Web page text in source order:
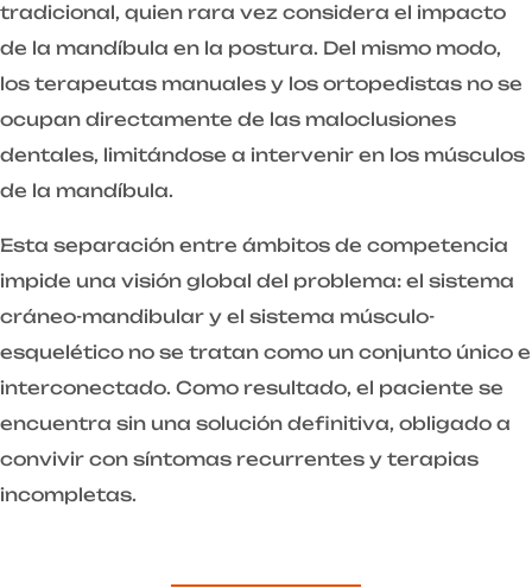
tradicional, quien rara vez considera el impacto
de la mandíbula en la postura. Del mismo modo,
los terapeutas manuales y los ortopedistas no se
ocupan directamente de las maloclusiones
dentales, limitándose a intervenir en los músculos
de la mandíbula.
Esta separación entre ámbitos de competencia
impide una visión global del problema: el sistema
cráneo-mandibular y el sistema músculo-
esquelético no se tratan como un conjunto único e
interconectado. Como resultado, el paciente se
encuentra sin una solución definitiva, obligado a
convivir con síntomas recurrentes y terapias
incompletas.